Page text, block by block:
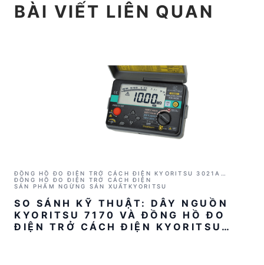
BÀI VIẾT LIÊN QUAN
ĐỒNG HỒ ĐO ĐIỆN TRỞ CÁCH ĐIỆN KYORITSU 3021A
(1000V/2GΩ)
ĐỒNG HỒ ĐO ĐIỆN TRỞ CÁCH ĐIỆN
SẢN PHẨM NGỪNG SẢN XUẤT KYORITSU
SO SÁNH KỸ THUẬT: DÂY NGUỒN
KYORITSU 7170 VÀ ĐỒNG HỒ ĐO
ĐIỆN TRỞ CÁCH ĐIỆN KYORITSU